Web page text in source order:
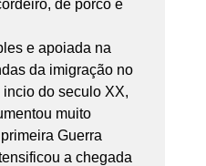
de porco e
e apoiada na
da imigração no
do seculo XX,
muito
Guerra
a chegada